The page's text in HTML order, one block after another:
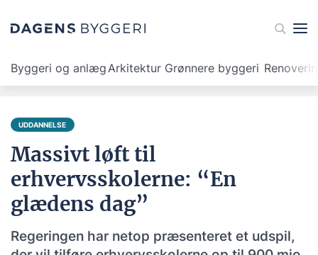
Byggeri og anlægArkitektur Grønnere byggeri
UDDANNELSE
Massivt løft til
erhvervsskolerne: “En
glædens dag”
Regeringen har netop præsenteret et udspil,